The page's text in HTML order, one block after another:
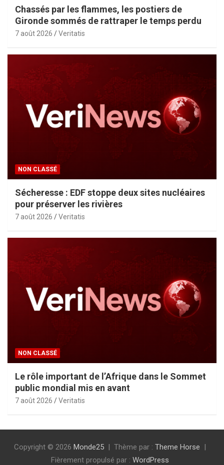
Chassés par les flammes, les postiers de
Gironde sommés de rattraper le temps perdu
7 août 2026 Veritatis
NON CLASSÉ
Sécheresse : EDF stoppe deux sites nucléaires
pour préserver les rivières
7 août 2026 Veritatis
NON CLASSÉ
Le rôle important de l’Afrique dans le Sommet
public mondial mis en avant
7 août 2026 Veritatis
Copyright © 2026 Monde25 Thème par : Theme Horse
Fièrement propulsé par : WordPress